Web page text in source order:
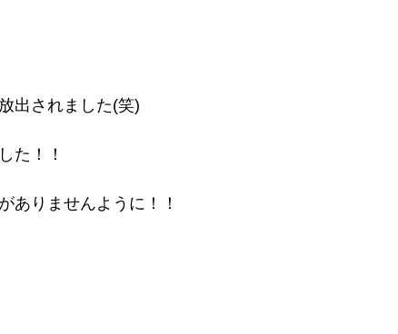
出されました(笑)
た！！
ありませんように！！